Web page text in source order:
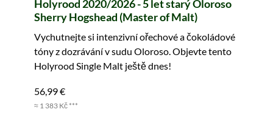
Holyrood 2020/2026 - 5 let starý Oloroso
Sherry Hogshead (Master of Malt)
Vychutnejte si intenzivní ořechové a čokoládové
tóny z dozrávání v sudu Oloroso. Objevte tento
Holyrood Single Malt ještě dnes!
56,99 €
≈ 1 383 Kč ***